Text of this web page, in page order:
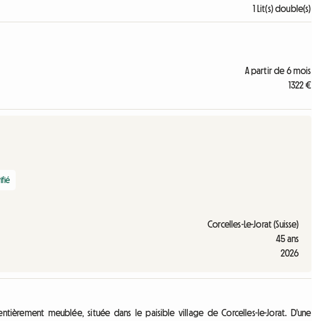
1 Lit(s) double(s)
A partir de 6 mois
1322 €
Corcelles-Le-Jorat (Suisse)
45 ans
2026
meublée, située dans le paisible village de Corcelles-le-Jorat. D'une